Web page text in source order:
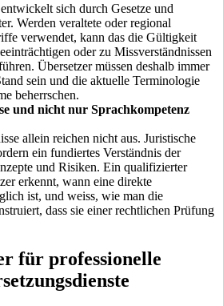
sich durch Gesetze und
Werden veraltete oder regional
verwendet, kann das die Gültigkeit
oder zu Missverständnissen
Übersetzer müssen deshalb immer
sein und die aktuelle Terminologie
beherrschen.
und nicht nur Sprachkompetenz
allein reichen nicht aus. Juristische
ein fundiertes Verständnis der
und Risiken. Ein qualifizierter
erkennt, wann eine direkte
ist, und weiss, wie man die
dass sie einer rechtlichen Prüfung
für professionelle